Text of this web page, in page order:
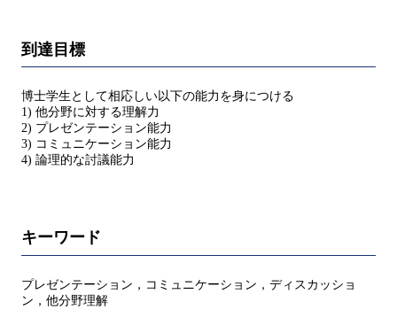
到達目標
博士学生として相応しい以下の能力を身につける
1) 他分野に対する理解力
2) プレゼンテーション能力
3) コミュニケーション能力
4) 論理的な討議能力
キーワード
プレゼンテーション，コミュニケーション，ディスカッショ
ン，他分野理解